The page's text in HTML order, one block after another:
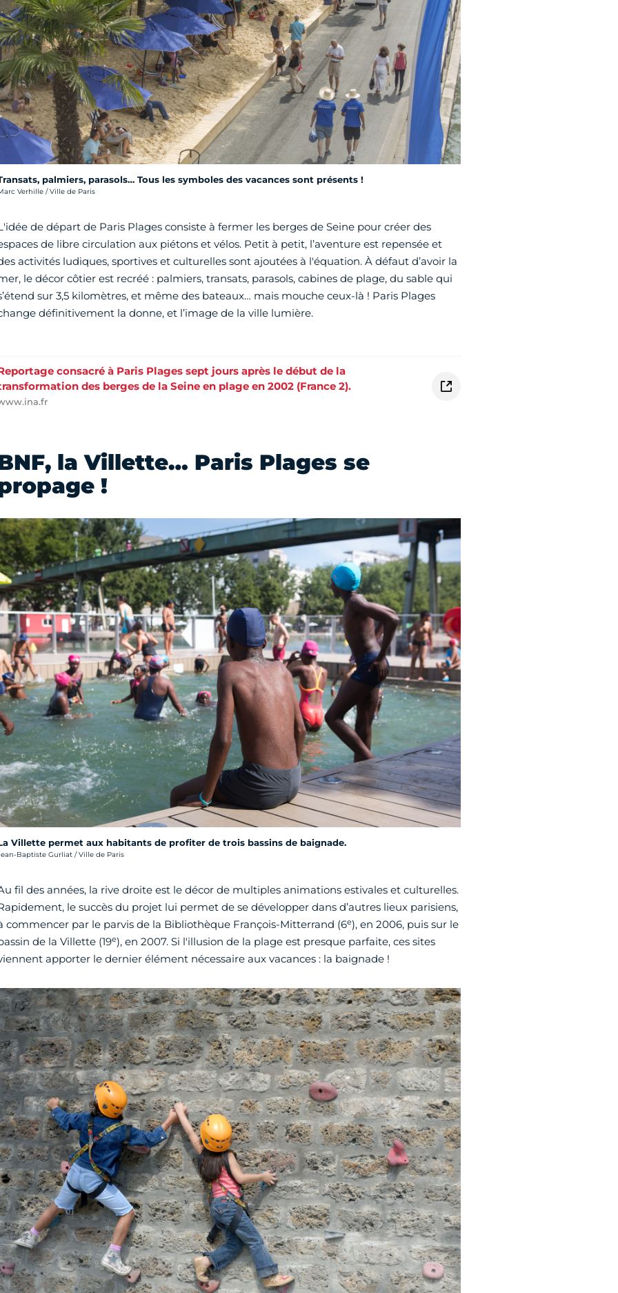
palmiers, parasols… Tous les symboles des vacances sont présents !
photo :
Verhille / Ville de Paris
de départ de Paris Plages consiste à fermer les berges de Seine pour créer des
de libre circulation aux piétons et vélos. Petit à petit, l’aventure est repensée et
activités ludiques, sportives et culturelles sont ajoutées à l'équation. À défaut d’avoir la
le décor côtier est recréé : palmiers, transats, parasols, cabines de plage, du sable qui
sur 3,5 kilomètres, et même des bateaux… mais mouche ceux-là ! Paris Plages
définitivement la donne, et l’image de la ville lumière.
consacré à Paris Plages sept jours après le début de la
des berges de la Seine en plage en 2002 (France 2).
la Villette… Paris Plages se
!
Villette permet aux habitants de profiter de trois bassins de baignade.
photo :
Baptiste Gurliat / Ville de Paris
fil des années, la rive droite est le décor de multiples animations estivales et culturelles.
le succès du projet lui permet de se développer dans d’autres lieux parisiens,
commencer par le parvis de la Bibliothèque François-Mitterrand (6e), en 2006, puis sur le
de la Villette (19e), en 2007. Si l'illusion de la plage est presque parfaite, ces sites
apporter le dernier élément nécessaire aux vacances : la baignade !